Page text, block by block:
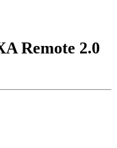
Remote 2.0